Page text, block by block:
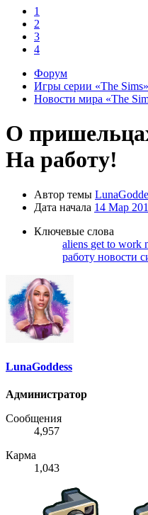
1
2
3
4
Форум
Игры серии «The Sims»
Новости мира «The
О
На работу!
Автор темы
Дата начала 14 Мар
Ключевые слова
aliens get to work
работу новости
LunaGoddess
Администратор
Сообщения
4,957
Карма
1,043